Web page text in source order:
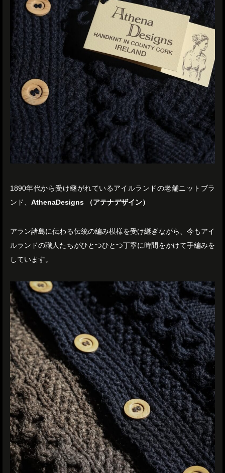
1890年代から受け継がれているアイルランドの老舗ニットブラ
ンド、 AthenaDesigns （アテナデザイン）
アラン諸島に伝わる伝統の編み模様を受け継ぎながら、今もアイ
ルランドの職人たちがひとつひとつ丁寧に時間をかけて手編みを
しています。